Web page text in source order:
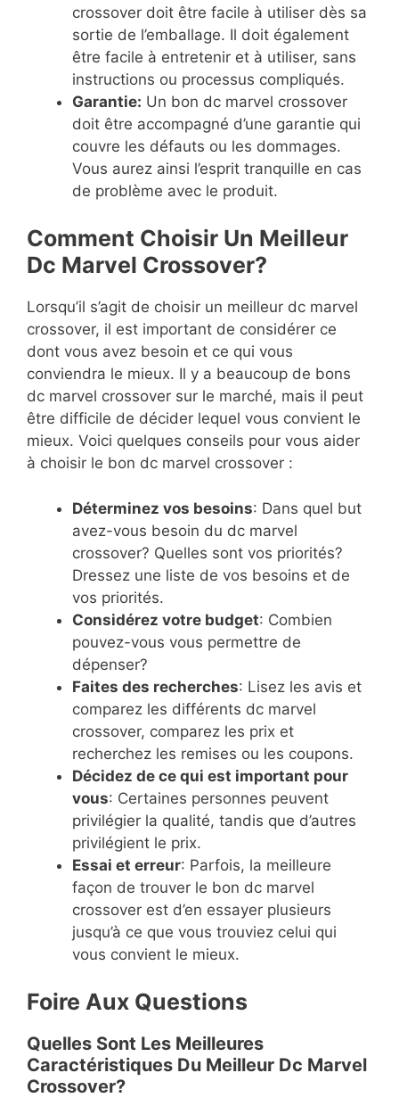
crossover doit être facile à utiliser dès sa
sortie de l’emballage. Il doit également
être facile à entretenir et à utiliser, sans
instructions ou processus compliqués.
Garantie: Un bon dc marvel crossover
doit être accompagné d’une garantie qui
couvre les défauts ou les dommages.
Vous aurez ainsi l’esprit tranquille en cas
de problème avec le produit.
Comment Choisir Un Meilleur
Dc Marvel Crossover?
Lorsqu’il s’agit de choisir un meilleur dc marvel
crossover, il est important de considérer ce
dont vous avez besoin et ce qui vous
conviendra le mieux. Il y a beaucoup de bons
dc marvel crossover sur le marché, mais il peut
être difficile de décider lequel vous convient le
mieux. Voici quelques conseils pour vous aider
à choisir le bon dc marvel crossover :
Déterminez vos besoins: Dans quel but
avez-vous besoin du dc marvel
crossover? Quelles sont vos priorités?
Dressez une liste de vos besoins et de
vos priorités.
Considérez votre budget: Combien
pouvez-vous vous permettre de
dépenser?
Faites des recherches: Lisez les avis et
comparez les différents dc marvel
crossover, comparez les prix et
recherchez les remises ou les coupons.
Décidez de ce qui est important pour
vous: Certaines personnes peuvent
privilégier la qualité, tandis que d’autres
privilégient le prix.
Essai et erreur: Parfois, la meilleure
façon de trouver le bon dc marvel
crossover est d’en essayer plusieurs
jusqu’à ce que vous trouviez celui qui
vous convient le mieux.
Foire Aux Questions
Quelles Sont Les Meilleures
Caractéristiques Du Meilleur Dc Marvel
Crossover?